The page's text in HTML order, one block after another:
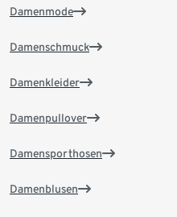
Damenmode
Damenschmuck
Damenkleider
Damenpullover
Damensporthosen
Damenblusen